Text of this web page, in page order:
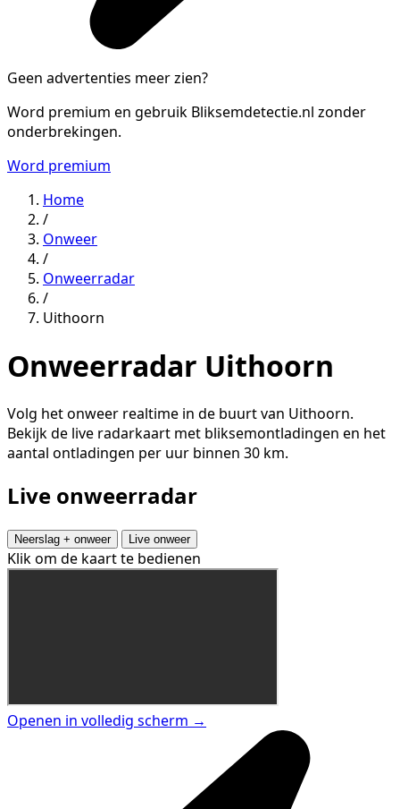
Geen advertenties meer zien?
Word premium en gebruik Bliksemdetectie.nl zonder
onderbrekingen.
Word premium
Home
/
Onweer
/
Onweerradar
/
Uithoorn
Onweerradar Uithoorn
Volg het onweer realtime in de buurt van Uithoorn.
Bekijk de live radarkaart met bliksemontladingen en het
aantal ontladingen per uur binnen 30 km.
Live onweerradar
Neerslag + onweer Live onweer
Klik om de kaart te bedienen
Openen in volledig scherm →